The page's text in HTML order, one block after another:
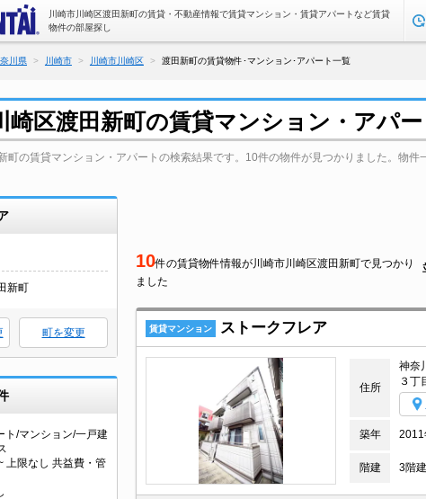
川崎市川崎区渡田新町の賃貸・不動産情報で賃貸マンション・賃貸アパートなど賃貸
物件の部屋探し
川県 川崎市 川崎市川崎区 渡田新町の賃貸物件･マンション･アパート一覧
崎区渡田新町の賃貸マンション・アパ
町の賃貸マンション・アパートの検索結果です。10件の物件が見つかりました。物件
新町
町を変更
ト/マンション/一戸建
上限なし 共益費・管
10件の賃貸物件情報が川崎市川崎区渡田新町で見つかり
ました
賃貸マンション ストークフレア
住所
神奈
３丁
築年 2011
階建 3階建